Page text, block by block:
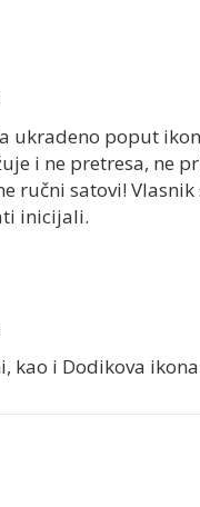
ukradeno poput
i ne pretresa, ne
ručni satovi!
inicijali.
kao i Dodikova